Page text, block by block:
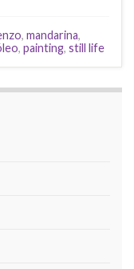
, mandarina,
, painting, still life